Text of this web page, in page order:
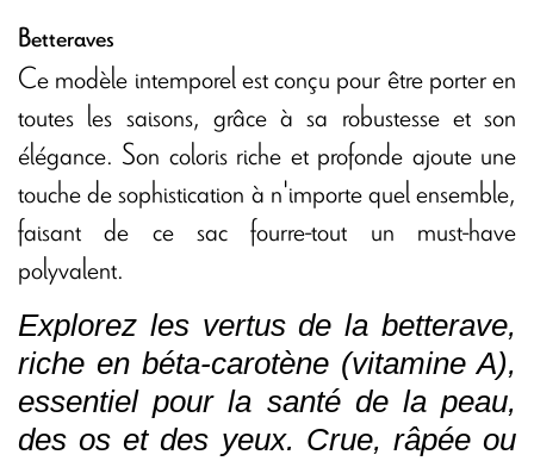
Betteraves
Ce modèle intemporel est conçu pour être porter en
toutes les saisons, grâce à sa robustesse et son
élégance. Son coloris riche et profonde ajoute une
touche de sophistication à n'importe quel ensemble,
faisant de ce sac fourre-tout un must-have
polyvalent.
Explorez les vertus de la betterave,
riche en béta-carotène (vitamine A),
essentiel pour la santé de la peau,
des os et des yeux. Crue, râpée ou